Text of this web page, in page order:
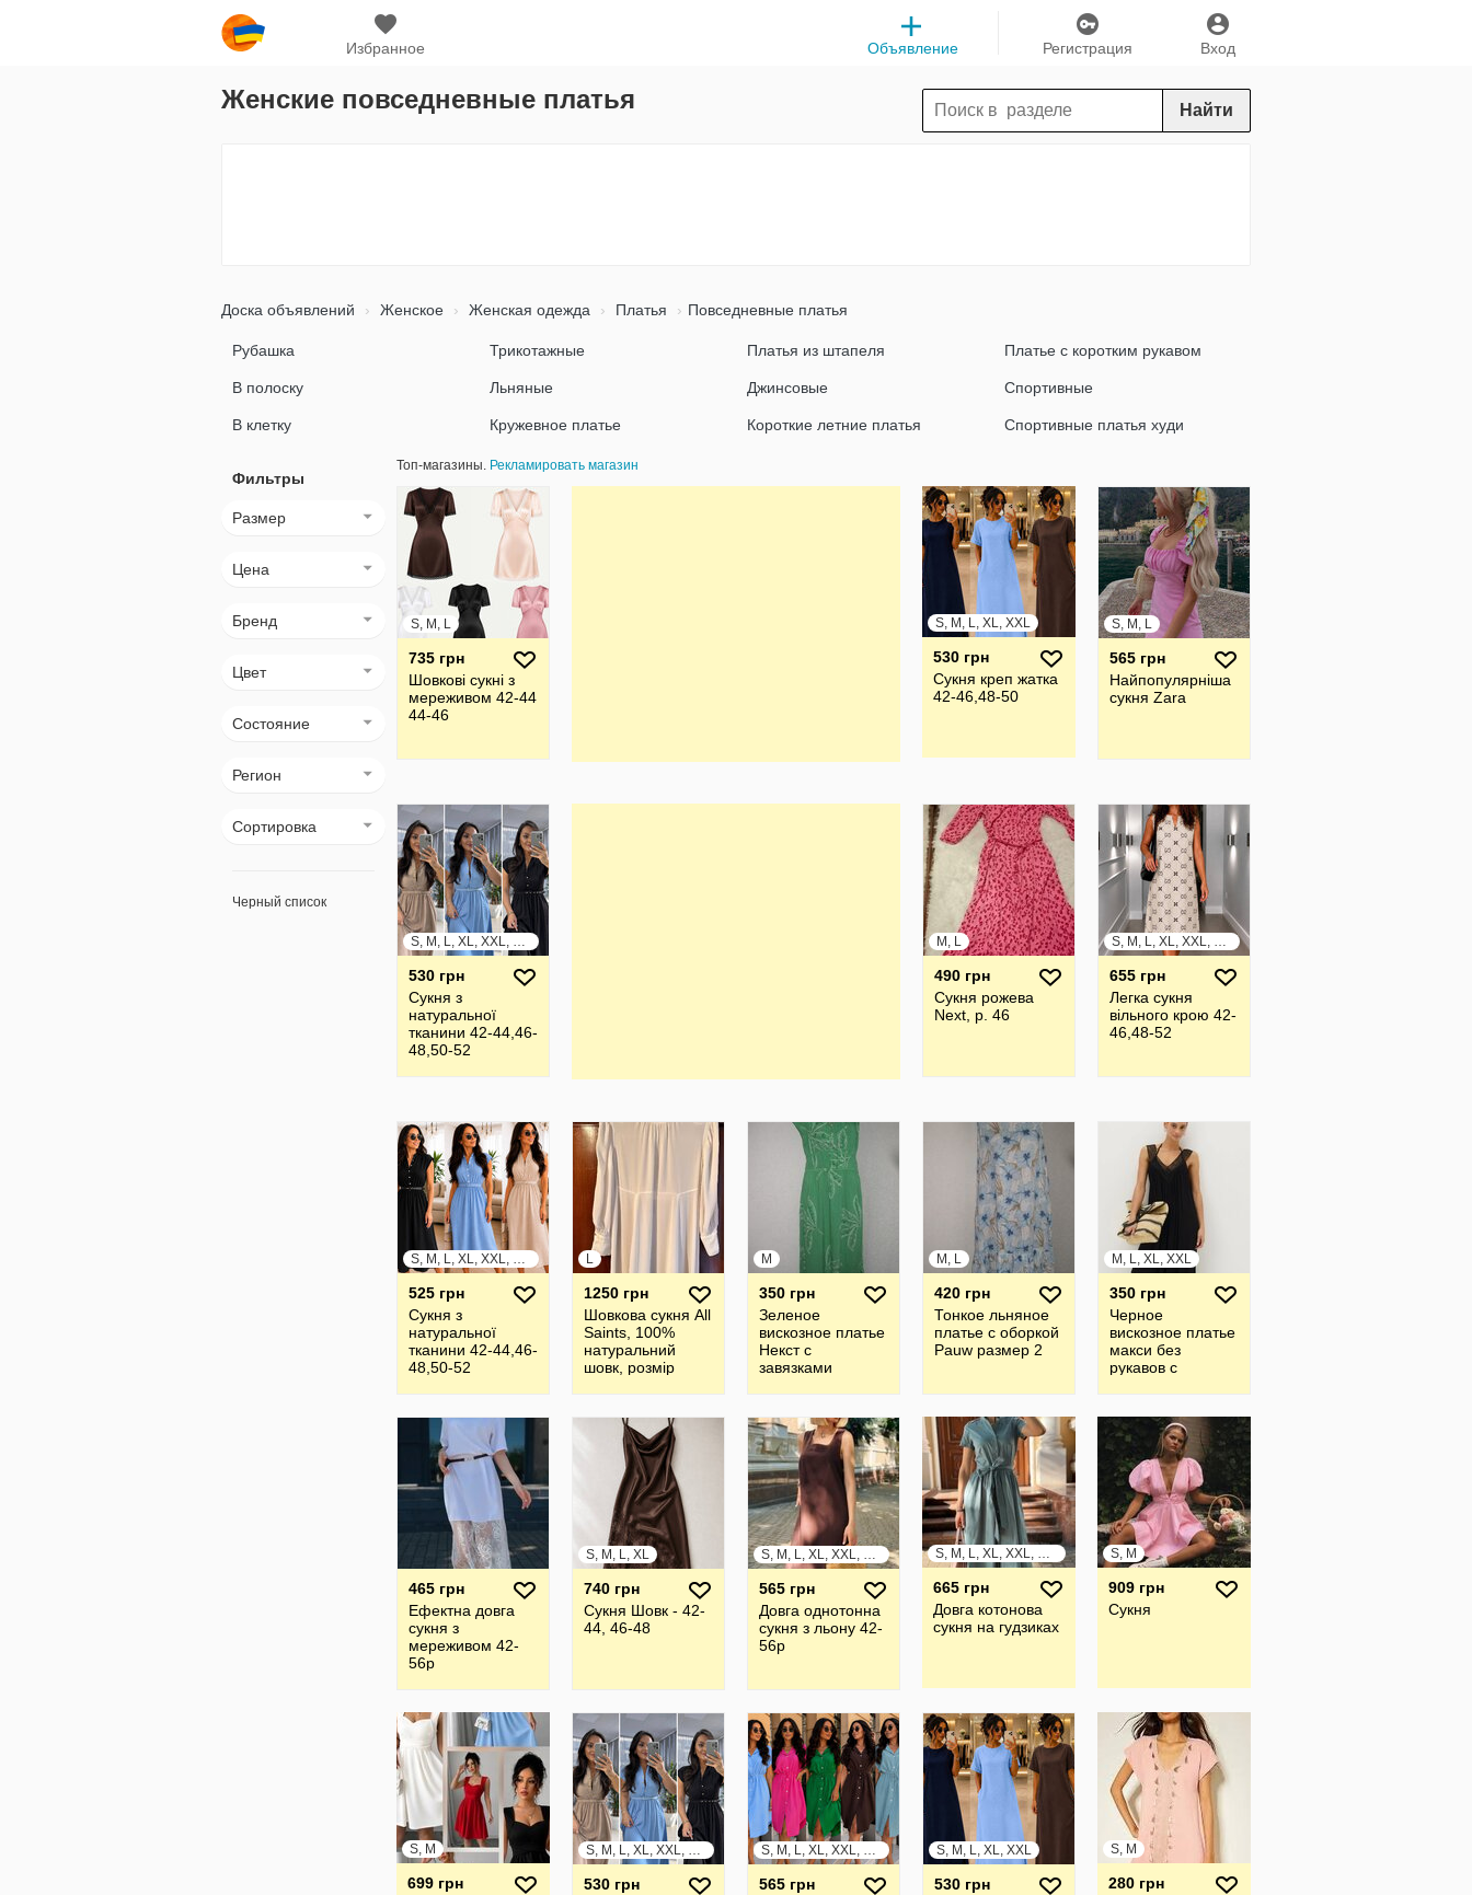
Избранное Вход
Регистрация
Объявление
Женские повседневные платья Найти
Доска объявлений Женское Женская одежда Платья Повседневные платья
Рубашка Трикотажные Платья из штапеля Платье с коротким рукавом
В полоску Льняные Джинсовые Спортивные
В клетку Кружевное платье Короткие летние платья Спортивные платья худи
Фильтры
Размер
Цена
Бренд
Цвет
Состояние
Регион
Сортировка
Черный список
Топ-магазины. Рекламировать магазин
S, M, L
735 грн
Шовкові сукні з
мереживом 42-44
44-46
S, M, L, XL, XXL
530 грн
Сукня креп жатка
42-46,48-50
S, M, L
565 грн
Найпопулярніша
сукня Zara
S, M, L, XL, XXL, XXXL
530 грн
Сукня з
натуральної
тканини 42-44,46-
48,50-52
M, L
490 грн
Сукня рожева
Next, р. 46
S, M, L, XL, XXL, XXXL
655 грн
Легка сукня
вільного крою 42-
46,48-52
S, M, L, XL, XXL, XXXL
525 грн
Сукня з
натуральної
тканини 42-44,46-
48,50-52
L
1250 грн
Шовкова cукня All
Saints, 100%
натуральний
шовк, розмір
M
350 грн
Зеленое
вискозное платье
Некст с
завязками
M, L
420 грн
Тонкое льняное
платье с оборкой
Pauw размер 2
M, L, XL, XXL
350 грн
Черное
вискозное платье
макси без
рукавов с
образном вырезе
465 грн
Ефектна довга
сукня з
мереживом 42-
56р
S, M, L, XL
740 грн
Сукня Шовк - 42-
44, 46-48
S, M, L, XL, XXL, XXXL
565 грн
Довга однотонна
сукня з льону 42-
56р
S, M, L, XL, XXL, XXXL
665 грн
Довга котонова
сукня на гудзиках
S, M
909 грн
Сукня
S, M
699 грн
S, M, L, XL, XXL, XXXL
530 грн
S, M, L, XL, XXL, XXXL
565 грн
S, M, L, XL, XXL
530 грн
S, M
280 грн